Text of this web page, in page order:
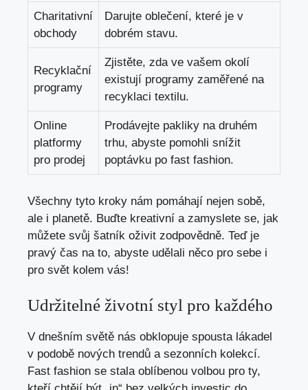
Charitativní
obchody
Darujte oblečení, které je v
dobrém stavu.
Recyklační
programy
Zjistěte, zda ve vašem okolí
existují programy zaměřené na
recyklaci textilu.
Online
platformy
pro prodej
Prodávejte pakliky na druhém
trhu, abyste pomohli snížit
poptávku po fast fashion.
Všechny tyto kroky nám pomáhají nejen sobě,
ale i planetě. Buďte kreativní a zamyslete se, jak
můžete svůj šatník oživit zodpovědně. Teď je
pravý čas na to, abyste udělali něco pro sebe i
pro svět kolem vás!
Udržitelné životní styl pro každého
V dnešním světě nás obklopuje spousta lákadel
v podobě nových trendů a sezonních kolekcí.
Fast fashion se stala oblíbenou volbou pro ty,